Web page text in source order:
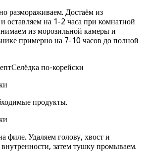
размораживаем. Достаём из
оставляем на 1-2 часа при комнатной
из морозильной камеры и
примерно на 7-10 часов до полной
по-корейски
продукты.
филе. Удаляем голову, хвост и
затем тушку промываем.